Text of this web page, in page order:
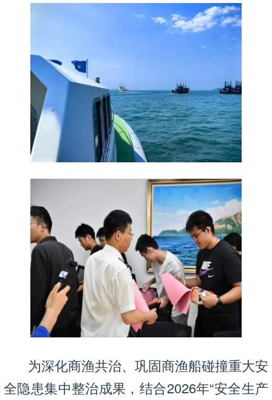
为深化商渔共治、 巩固商渔船碰撞重大安
全隐患集中整治成果， 结合2026年“安全生产